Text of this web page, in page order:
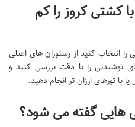
کشتی کروز را کم
انتخاب کنید از رستوران های اصلی
نوشیدنی را با دقت بررسی کنید و
تورهای ارزان تر انجام دهید.
هایی گفته می شود؟